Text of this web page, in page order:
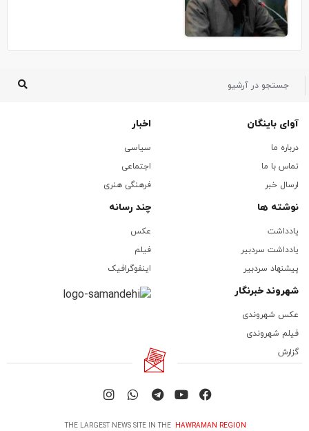
آوای باینگان
درباره ما
تماس با ما
ارسال خبر
اخبار
سیاسی
اجتماعی
فرهنگی هنری
نوشته ها
یادداشت
یادداشت سردبیر
پیشنهاد سردبیر
چند رسانه
عکس
فیلم
اینفوگرافیک
شهروند خبرنگار
عکس شهروندی
فیلم شهروندی
گزارش
THE LARGEST NEWS SITE IN THE HAWRAMAN REGION